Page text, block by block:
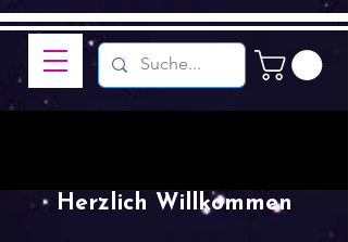
Herzlich Willkommen